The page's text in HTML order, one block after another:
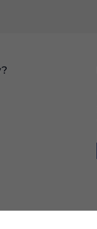
znikną ze strony